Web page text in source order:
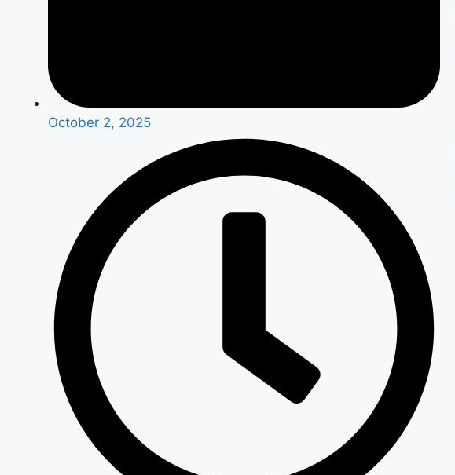
October 2, 2025